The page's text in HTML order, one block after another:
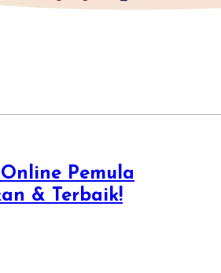
Pemula
& Terbaik!